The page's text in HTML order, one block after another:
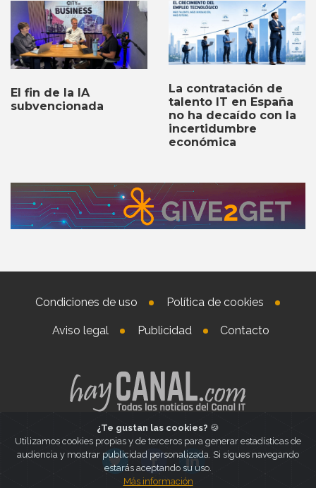
El fin de la IA
subvencionada
La contratación de
talento IT en España
no ha decaído con la
incertidumbre
económica
Condiciones de uso Política de cookies
Aviso legal Publicidad Contacto
¿Te gustan las cookies? 🍪
Utilizamos cookies propias y de terceros para generar estadísticas de
audiencia y mostrar publicidad personalizada. Si sigues navegando
estarás aceptando su uso.
Más información